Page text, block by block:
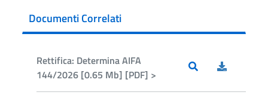
Documenti Correlati
Rettifica: Determina AIFA
144/2026 [0.65 Mb] [PDF] >